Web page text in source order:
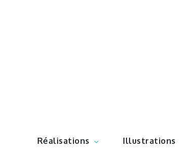
Réalisations Illustrations